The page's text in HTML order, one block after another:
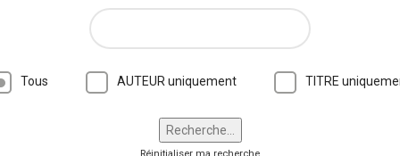
Tous AUTEUR uniquement TITRE